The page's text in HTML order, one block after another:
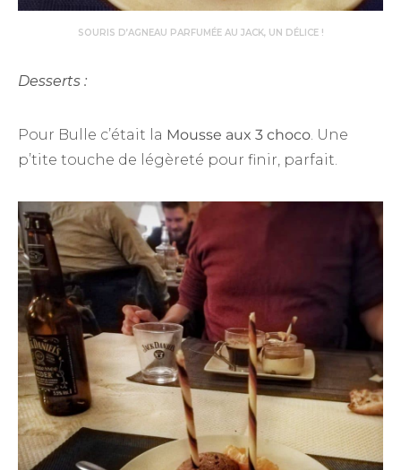
SOURIS D’AGNEAU PARFUMÉE AU JACK, UN DÉLICE !
Desserts :
Pour Bulle c’était la Mousse aux 3 choco. Une
p’tite touche de légèreté pour finir, parfait.